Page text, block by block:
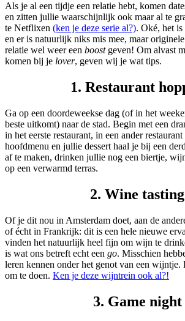
Als je al een tijdje een relatie hebt, komen
en zitten jullie waarschijnlijk ook maar al te
te Netflixen (ken je deze serie al?). Oké, het
en er is natuurlijk niks mis mee, maar
relatie wel weer een boostgeven! Om alvast
komen bij je lover, geven wij je wat tips.
1. Restaurant
Ga op een doordeweekse dag (of in het
beste uitkomt) naar de stad. Begin met een
in het eerste restaurant, in een ander
hoofdmenu en jullie dessert haal je bij een
af te maken, drinken jullie nog een biertje,
op een verwarmd terras.
2. Wine tasting
Of je dit nou in Amsterdam doet, aan de
of écht in Frankrijk: dit is een hele nieuwe
vinden het natuurlijk heel fijn om wijn te
is wat ons betreft echt een go. Misschien
leren kennen onder het genot van een
om te doen. Ken je deze wijntrein ook al?!
3. Game night